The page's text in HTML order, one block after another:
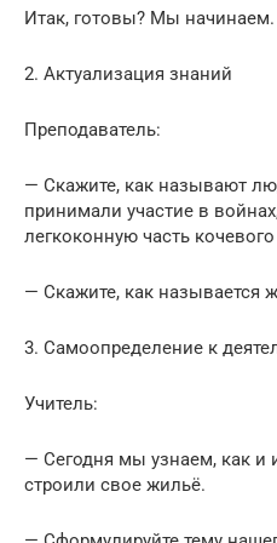
Итак, готовы? Мы начинаем.
2. Актуализация знаний
Преподаватель:
— Скажите, как называют
принимали участие в
легкоконную часть
— Скажите, как называется
3. Самоопределение к
Учитель:
— Сегодня мы узнаем, как и
строили свое жильё.